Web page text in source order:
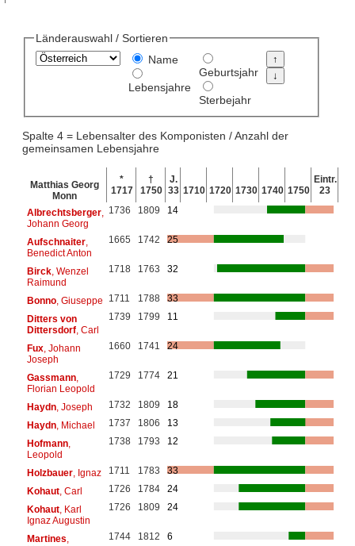
Länderauswahl / Sortieren
Name
Lebensjahre
Geburtsjahr
Sterbejahr
Spalte 4 = Lebensalter des Komponisten / Anzahl der
gemeinsamen Lebensjahre
Matthias Georg
Monn
*
1717
†
1750
J.
33 1710 1720 1730 1740 1750
Eintr.
23
Albrechtsberger,
Johann Georg
1736 1809 14
Aufschnaiter,
Benedict Anton
1665 1742 25
Birck, Wenzel
Raimund
1718 1763 32
Bonno, Giuseppe 1711 1788
33
Ditters von
Dittersdorf, Carl
1739 1799 11
Fux, Johann
Joseph
1660 1741 24
Gassmann,
Florian Leopold
1729 1774 21
Haydn, Joseph 1732 1809
18
Haydn, Michael 1737 1806
13
Hofmann,
Leopold
1738 1793 12
Holzbauer, Ignaz 1711 1783
33
Kohaut, Carl 1726 1784
24
Kohaut, Karl
Ignaz Augustin
1726 1809 24
Martines 1744 1812 6